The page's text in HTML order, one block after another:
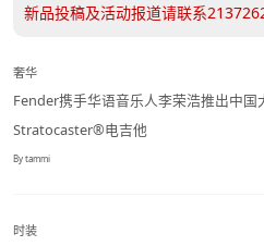
奢华
Fender携手华语音乐人李荣浩推出中国
Stratocaster®电吉他
By tammi
时装
新品投稿及活动报道请联系